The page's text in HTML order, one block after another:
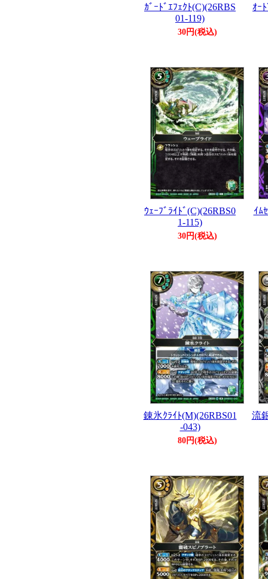
ｶﾞｰﾄﾞｴﾌｪｸﾄ(C)(26RBS
01-119)
30円(税込)
ｵｰ
ｳｪｰﾌﾞﾗｲﾄﾞ(C)(26RBS0
1-115)
30円(税込)
ｲﾑ
錬氷ｸﾗｲﾄ(M)(26RBS01
-043)
80円(税込)
流